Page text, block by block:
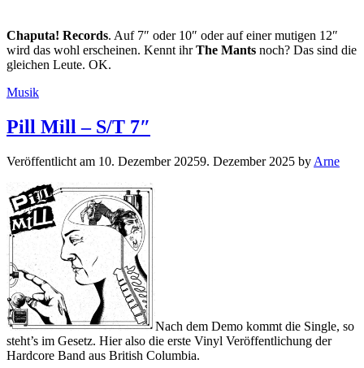
Chaputa! Records. Auf 7″ oder 10″ oder auf einer mutigen 12″
wird das wohl erscheinen. Kennt ihrThe Mants noch? Das sind die
gleichen Leute. OK.
Kategorien
Musik
Pill Mill – S/T 7″
Veröffentlicht am 10. Dezember 20259. Dezember 2025 by Arne
Nach dem Demo kommt die Single, so
steht’s im Gesetz. Hier also die erste Vinyl Veröffentlichung der
Hardcore Band aus British Columbia.